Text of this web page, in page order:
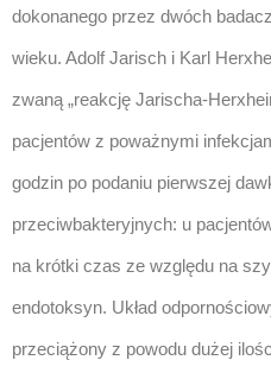
dokonanego przez dwóch
wieku. Adolf Jarisch i Karl
zwaną „reakcję Jarischa-
pacjentów z poważnymi
godzin po podaniu pierwszej
przeciwbakteryjnych: u
na krótki czas ze względu na
endotoksyn. Układ
przeciążony z powodu dużej